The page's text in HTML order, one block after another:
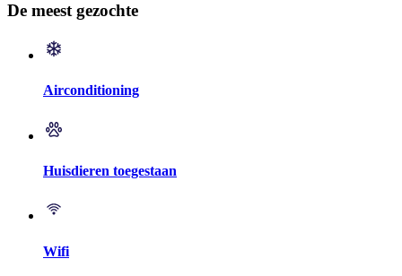
De meest gezochte
Airconditioning
Huisdieren toegestaan
Wifi